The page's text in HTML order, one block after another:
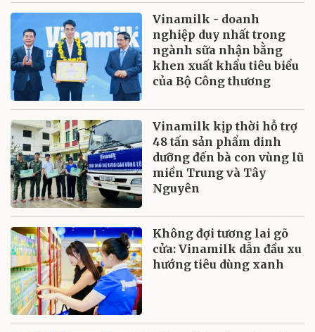
Vinamilk - doanh
nghiệp duy nhất trong
ngành sữa nhận bằng
khen xuất khẩu tiêu biểu
của Bộ Công thương
Vinamilk kịp thời hỗ trợ
48 tấn sản phẩm dinh
dưỡng đến bà con vùng lũ
miền Trung và Tây
Nguyên
Không đợi tương lai gõ
cửa: Vinamilk dẫn đầu xu
hướng tiêu dùng xanh